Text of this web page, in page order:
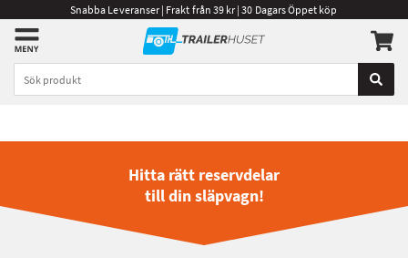
Snabba Leveranser | Frakt från 39 kr | 30 Dagars Öppet köp
Hitta rätt reservdelar
till din släpvagn!